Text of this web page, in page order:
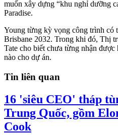
muốn xây dựng “khu nghỉ dưỡng
Paradise.
Young từng kỳ vọng công trình có
Brisbane 2032. Trong khi đó, Thị
Tate cho biết chưa từng nhận
nào cho dự án.
Tin liên quan
16 'siêu CEO' tháp
Trung Quốc, gồm
Cook